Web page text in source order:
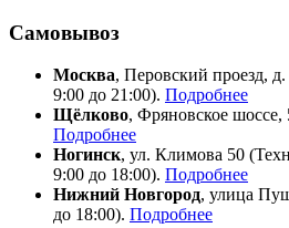
Самовывоз
Москва, Перовский проезд,
9:00 до 21:00). Подробнее
Щёлково, Фряновское
Подробнее
Ногинск, ул. Климова 50
9:00 до 18:00). Подробнее
Нижний Новгород, улица
до 18:00). Подробнее